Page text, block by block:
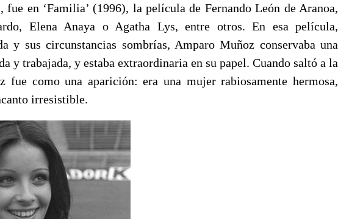
fue en ‘Familia’ (1996), la película de Fernando León de Aranoa,
Elena Anaya o Agatha Lys, entre otros. En esa película,
y sus circunstancias sombrías, Amparo Muñoz conservaba una
y trabajada, y estaba extraordinaria en su papel. Cuando saltó a la
fue como una aparición: era una mujer rabiosamente hermosa,
irresistible.